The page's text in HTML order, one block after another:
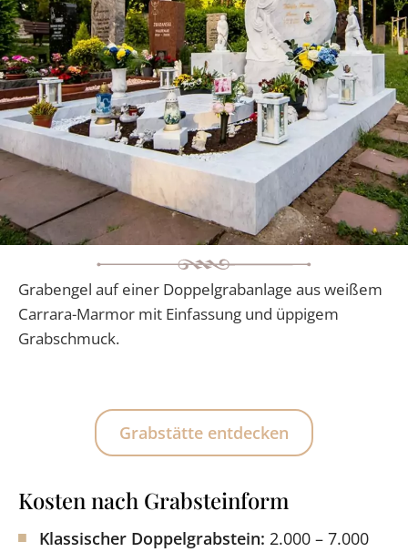
Grabengel auf einer Doppelgrabanlage aus weißem
Carrara-Marmor mit Einfassung und üppigem
Grabschmuck.
Grabstätte entdecken
Kosten nach Grabsteinform
Klassischer Doppelgrabstein: 2.000 – 7.000